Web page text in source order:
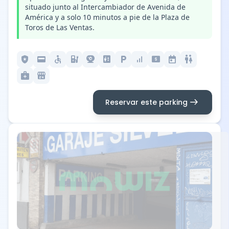
situado junto al Intercambiador de Avenida de
América y a solo 10 minutos a pie de la Plaza de
Toros de Las Ventas.
local_police credit_card accessible ev_station camera_video elevator local_parking signal_cellular_alt local_atm today
wc
medical_services
local_convenience_store
Reservar este parking arrow_right_alt